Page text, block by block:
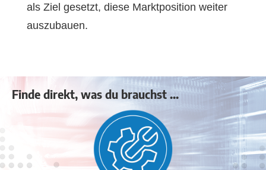
als Ziel gesetzt, diese Marktposition weiter
auszubauen.
Finde direkt, was du brauchst ...